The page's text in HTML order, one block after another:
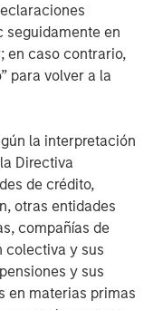
seguidamente en
en caso contrario,
para volver a la
la interpretación
Directiva
de crédito,
otras entidades
compañías de
colectiva y sus
y sus
en materias primas
Mixed Signals
MBS, and
post-summer. CMBS
narrowed on stable
Exempts
underperforming
bonds led, with
remained light,
yielded 4.84%,